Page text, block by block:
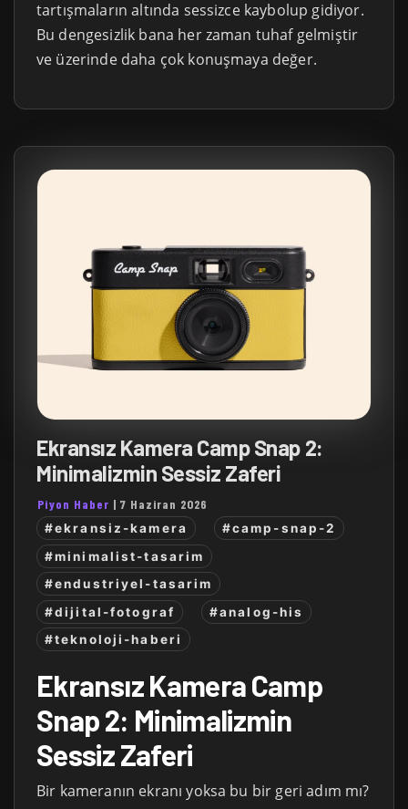
tartışmaların altında sessizce kaybolup gidiyor.
Bu dengesizlik bana her zaman tuhaf gelmiştir
ve üzerinde daha çok konuşmaya değer.
Ekransız Kamera Camp Snap 2:
Minimalizmin Sessiz Zaferi
Piyon Haber | 7 Haziran 2026
#ekransiz-kamera
#camp-snap-2
#minimalist-tasarim
#endustriyel-tasarim
#dijital-fotograf
#analog-his
#teknoloji-haberi
Ekransız Kamera Camp
Snap 2: Minimalizmin
Sessiz Zaferi
Bir kameranın ekranı yoksa bu bir geri adım mı?